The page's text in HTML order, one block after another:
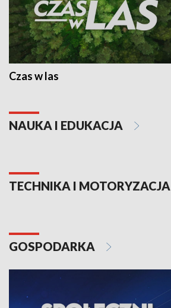
Czas w las
NAUKA I EDUKACJA
TECHNIKA I MOTORYZACJA
GOSPODARKA